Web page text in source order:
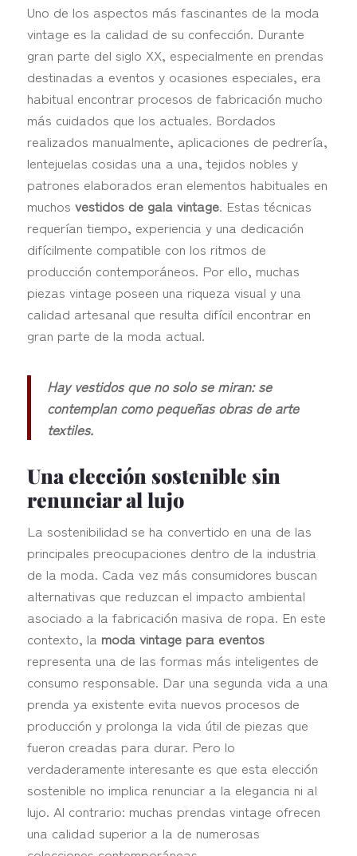
Uno de los aspectos más fascinantes de la moda
vintage es la calidad de su confección. Durante
gran parte del siglo XX, especialmente en prendas
destinadas a eventos y ocasiones especiales, era
habitual encontrar procesos de fabricación mucho
más cuidados que los actuales. Bordados
realizados manualmente, aplicaciones de pedrería,
lentejuelas cosidas una a una, tejidos nobles y
patrones elaborados eran elementos habituales en
muchos vestidos de gala vintage. Estas técnicas
requerían tiempo, experiencia y una dedicación
difícilmente compatible con los ritmos de
producción contemporáneos. Por ello, muchas
piezas vintage poseen una riqueza visual y una
calidad artesanal que resulta difícil encontrar en
gran parte de la moda actual.
Hay vestidos que no solo se miran: se
contemplan como pequeñas obras de arte
textiles.
Una elección sostenible sin
renunciar al lujo
La sostenibilidad se ha convertido en una de las
principales preocupaciones dentro de la industria
de la moda. Cada vez más consumidores buscan
alternativas que reduzcan el impacto ambiental
asociado a la fabricación masiva de ropa. En este
contexto, la moda vintage para eventos
representa una de las formas más inteligentes de
consumo responsable. Dar una segunda vida a una
prenda ya existente evita nuevos procesos de
producción y prolonga la vida útil de piezas que
fueron creadas para durar. Pero lo
verdaderamente interesante es que esta elección
sostenible no implica renunciar a la elegancia ni al
lujo. Al contrario: muchas prendas vintage ofrecen
una calidad superior a la de numerosas